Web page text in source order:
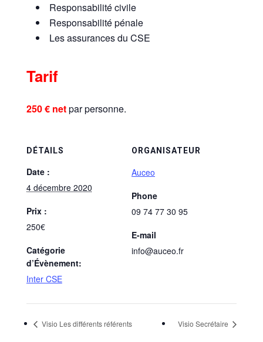
Responsabilité civile
Responsabilité pénale
Les assurances du CSE
Tarif
250 € netpar personne.
DÉTAILS
Date :
4 décembre 2020
Prix :
250€
Catégorie
d’Évènement:
Inter CSE
ORGANISATEUR
Auceo
Phone
09 74 77 30 95
E-mail
info@auceo.fr
Visio Les différents référents Visio Secrétaire